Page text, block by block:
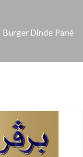
Burger Dinde Pané